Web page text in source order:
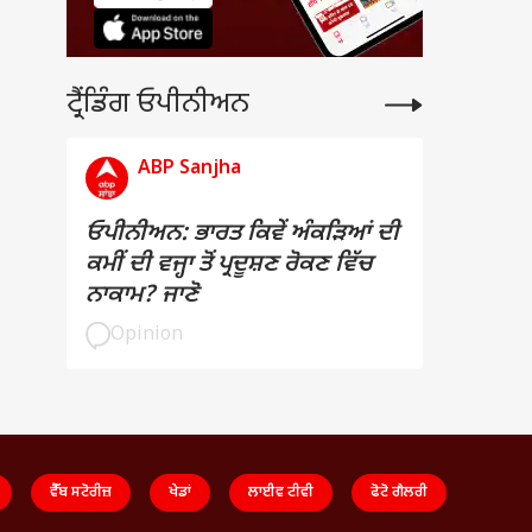
ਟ੍ਰੈਂਡਿੰਗ ਓਪੀਨੀਅਨ
ABP Sanjha
ਓਪੀਨੀਅਨ: ਭਾਰਤ ਕਿਵੇਂ ਅੰਕੜਿਆਂ ਦੀ
ਕਮੀਂ ਦੀ ਵਜ੍ਹਾ ਤੋਂ ਪ੍ਰਦੂਸ਼ਣ ਰੋਕਣ ਵਿੱਚ
ਨਾਕਾਮ? ਜਾਣੋ
Opinion
ਵੈੱਬ ਸਟੋਰੀਜ਼ ਖੇਡਾਂ ਲਾਈਵ ਟੀਵੀ ਫੋਟੋ ਗੈਲਰੀ